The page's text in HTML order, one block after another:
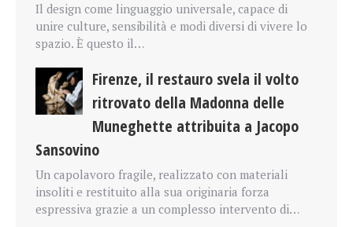
Il design come linguaggio universale, capace di
unire culture, sensibilità e modi diversi di vivere lo
spazio. È questo il…
Firenze, il restauro svela il volto
ritrovato della Madonna delle
Muneghette attribuita a Jacopo
Sansovino
Un capolavoro fragile, realizzato con materiali
insoliti e restituito alla sua originaria forza
espressiva grazie a un complesso intervento di…